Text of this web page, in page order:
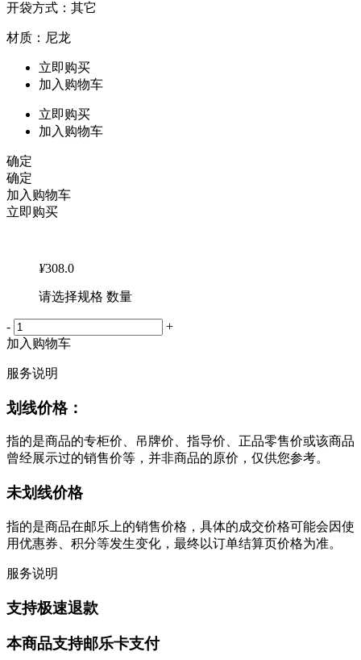
开袋方式：其它
材质：尼龙
立即购买
加入购物车
立即购买
加入购物车
确定
确定
加入购物车
立即购买
¥308.0
请选择规格 数量
-
+
加入购物车
服务说明
划线价格：
指的是商品的专柜价、吊牌价、指导价、正品零售价或该商品
曾经展示过的销售价等，并非商品的原价，仅供您参考。
未划线价格
指的是商品在邮乐上的销售价格，具体的成交价格可能会因使
用优惠券、积分等发生变化，最终以订单结算页价格为准。
服务说明
支持极速退款
本商品支持邮乐卡支付